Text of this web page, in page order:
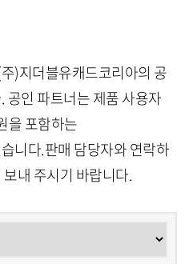
)지더블유캐드코리아의 공
공인 파트너는 제품 사용자
을 포함하는
니다.판매 담당자와 연락하
내 주시기 바랍니다.